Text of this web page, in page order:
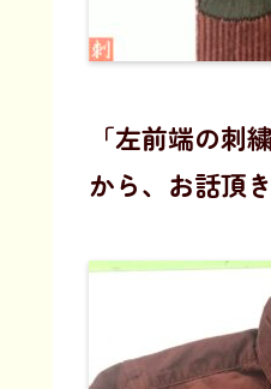
「左前端の
から、お話頂